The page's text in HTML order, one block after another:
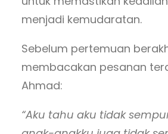
menjadi kemudaratan.
Sebelum pertemuan
membacakan pesanan
Ahmad:
“Aku tahu aku tidak